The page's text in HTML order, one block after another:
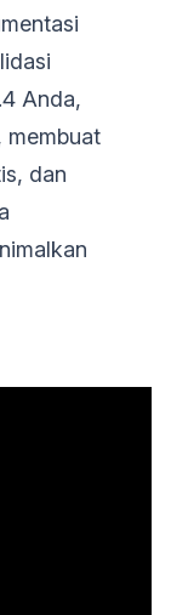
Anda,
membuat
dan